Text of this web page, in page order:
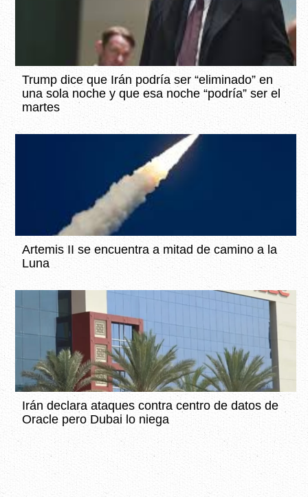
Trump dice que Irán podría ser “eliminado” en
una sola noche y que esa noche “podría” ser el
martes
Artemis II se encuentra a mitad de camino a la
Luna
Irán declara ataques contra centro de datos de
Oracle pero Dubai lo niega